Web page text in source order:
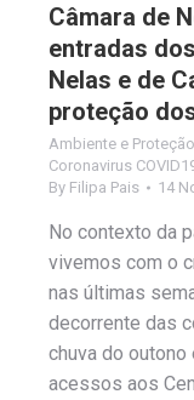
Câmara de
entradas
Nelas e de
proteção
Ambiente e
Coronavirus
By Filipa Pais 14
No contexto da
vivemos com o
nas últimas
decorrente das
chuva do outono
acessos aos